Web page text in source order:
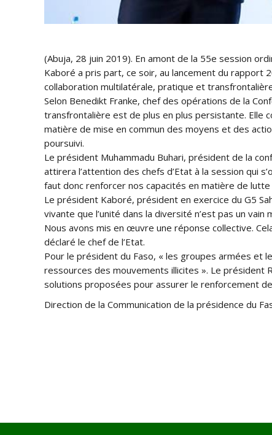
(Abuja, 28 juin 2019). En amont de la 55e session
Kaboré a pris part, ce soir, au lancement du rapport
collaboration multilatérale, pratique et
Selon Benedikt Franke, chef des opérations de la
transfrontalière est de plus en plus persistante. Elle
matière de mise en commun des moyens et des
poursuivi.
Le président Muhammadu Buhari, président de la
attirera l’attention des chefs d’Etat à la session qui
faut donc renforcer nos capacités en matière de lutte
Le président Kaboré, président en exercice du G5
vivante que l’unité dans la diversité n’est pas un vain
Nous avons mis en œuvre une réponse collective.
déclaré le chef de l’Etat.
Pour le président du Faso, « les groupes armées et
ressources des mouvements illicites ». Le président
solutions proposées pour assurer le renforcement
Direction de la Communication de la présidence du